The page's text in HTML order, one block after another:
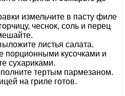
измельчите в пасту филе
чеснок, соль и перец
листья салата.
порционными кусочками и
сухариками.
тертым пармезаном.
на гриле готов.